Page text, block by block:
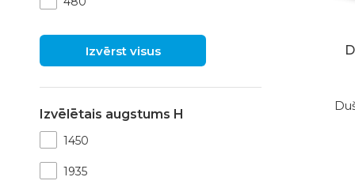
Izvērst visus
Izvēlētais augstums H
1450
1935